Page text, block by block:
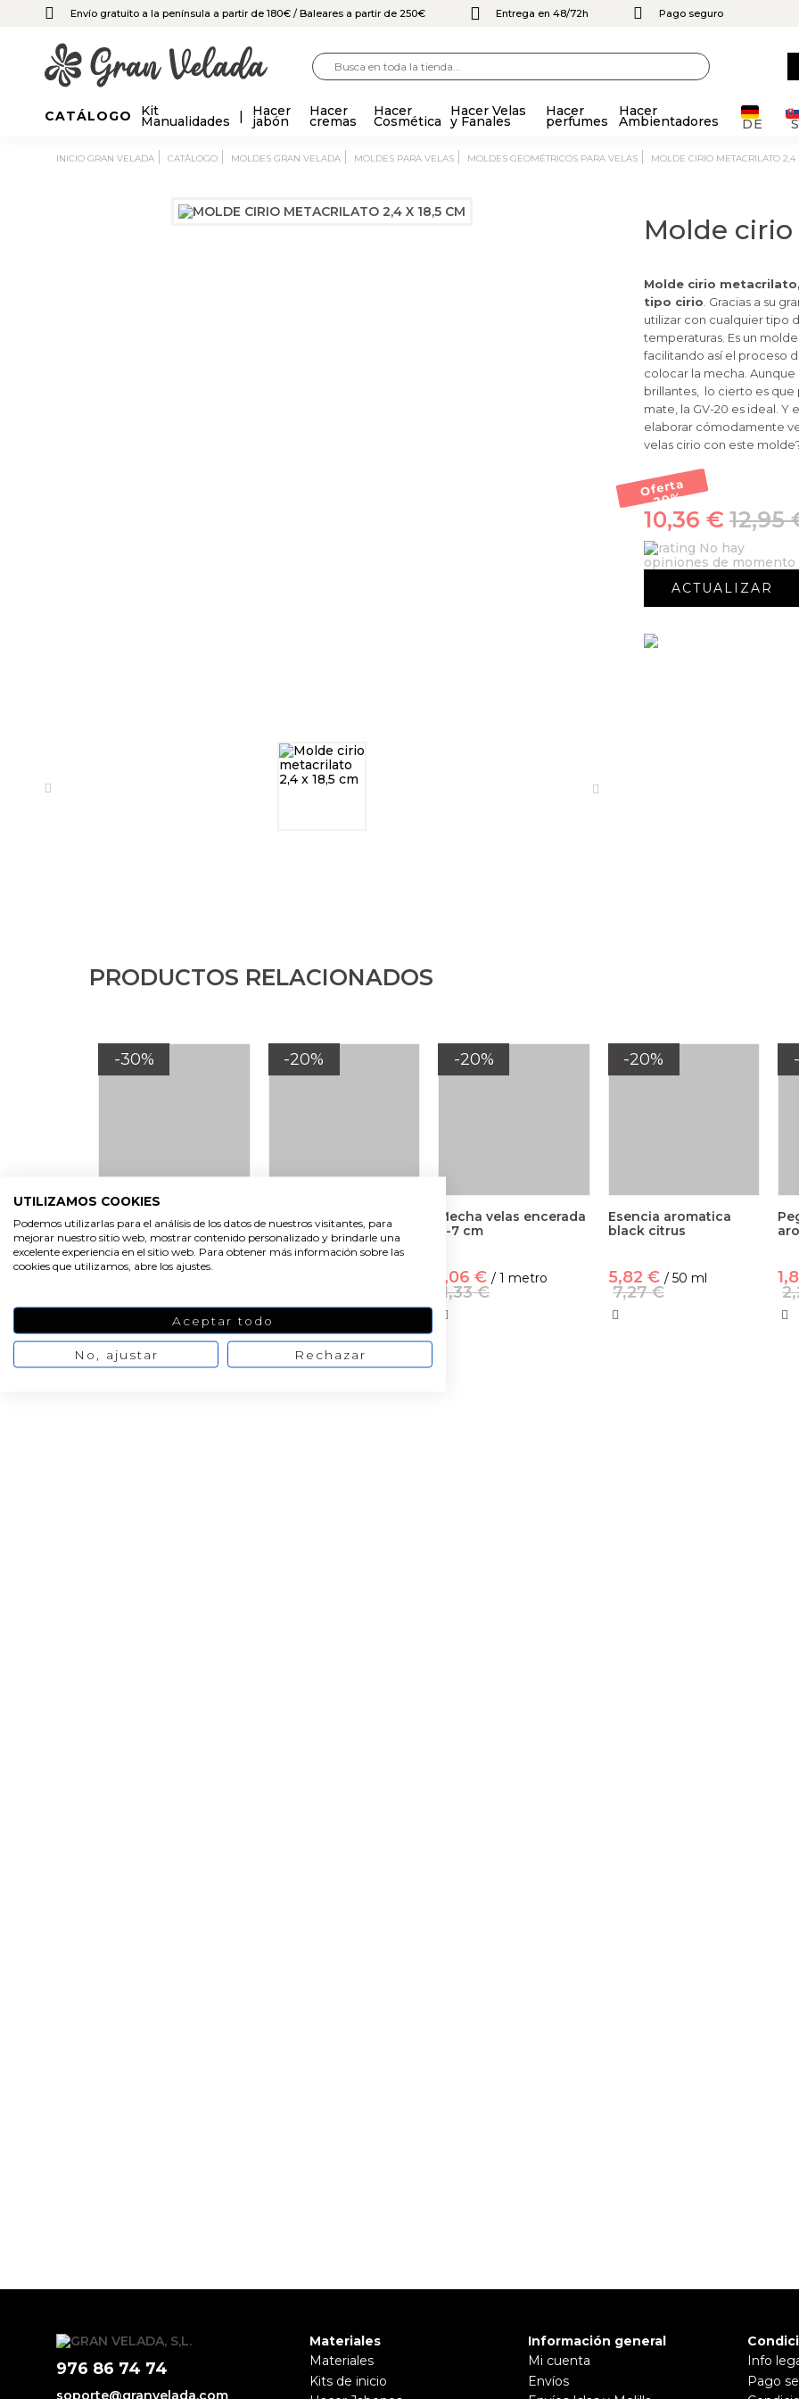
UTILIZAMOS COOKIES
Podemos utilizarlas para el análisis de los datos de nuestros visitantes, para
mejorar nuestro sitio web, mostrar contenido personalizado y brindarle una
excelente experiencia en el sitio web. Para obtener más información sobre las
cookies que utilizamos, abre los ajustes.
Aceptar todo
No, ajustar Rechazar
Envío gratuito a la península a partir de 180€ / Baleares a partir de 250€ Entrega en 48/72h Pago seguro
CATÁLOGO Kit
Manualidades
Hacer
jabón
Hacer
cremas
Hacer
Cosmética
Hacer Velas
y Fanales
Hacer
perfumes
Hacer
Ambientadores DE
INICIO GRAN VELADA CATÁLOGO MOLDES GRAN VELADA MOLDES PARA VELAS MOLDES GEOMÉTRICOS PARA VELAS MOLDE CIRIO METACRILATO 2,4
Molde
Molde cirio
tipo cirio . Gracias a su
utilizar con cualquier tipo
temperaturas. Es un
facilitando así el proceso
colocar la mecha. Aunque
brillantes, lo cierto es que
mate, la GV-20 es ideal. Y
elaborar cómodamente
velas cirio con este
Oferta
-20
%
12,95
10,36 €
No hay
opiniones de momento
PRODUCTOS RELACIONADOS
-30%
Portamechas para
velas
1,18 €
-20%
Parafina 56 para velas
-20%
Mecha velas encerada
6-7 cm
1,06 € / 1 metro
1,33 €
-20%
Esencia aromatica
black citrus
5,82 € / 50 ml
7,27 €
976 86 74 74
soporte@granvelada.com
Materiales
Materiales
Kits de inicio
Información general
Mi cuenta
Envíos
Info
Pago